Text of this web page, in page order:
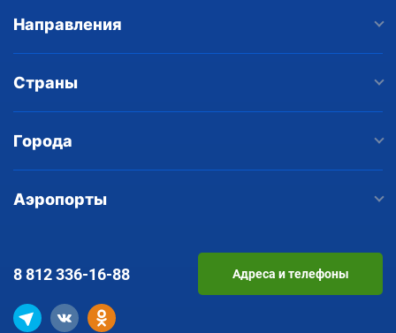
Направления
Страны
Города
Аэропорты
8 812336-16-88 Адреса и телефоны